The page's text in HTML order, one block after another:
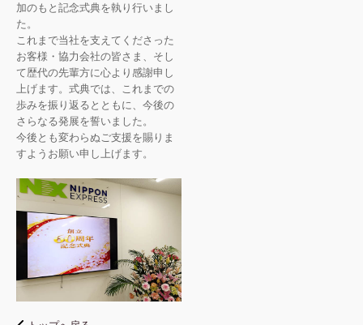
加のもと記念式典を執り行いまし
た。
これまで当社を支えてくださった
お客様・協力会社の皆さま、そし
て歴代の先輩方に心より感謝申し
上げます。式典では、これまでの
歩みを振り返るとともに、今後の
さらなる発展を誓いました。
今後とも変わらぬご支援を賜りま
すようお願い申し上げます。